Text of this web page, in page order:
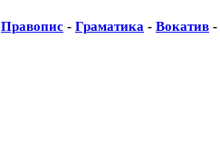
Правопис - Граматика - Вокатив -